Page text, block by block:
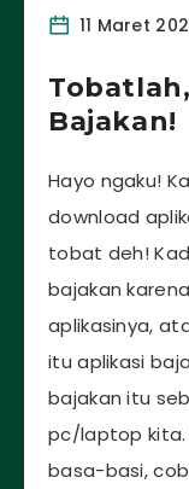
11 Maret
Bajakan!
Hayo ngaku!
download
tobat deh!
bajakan
aplikasinya,
itu aplikasi
bajakan itu
pc/laptop kita.
basa-basi,